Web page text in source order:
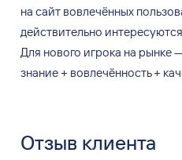
на сайт вовлечённых
действительно
Для нового игрока на рынке—
знание + вовлечённость +
Отзыв клиента